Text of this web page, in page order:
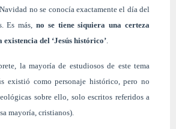
no se conocía exactamente el día del
Es más, no se tiene siquiera una certeza
del ‘Jesús histórico’.
la mayoría de estudiosos de este tema
existió como personaje histórico, pero no
sobre ello, solo escritos referidos a
mayoría, cristianos).